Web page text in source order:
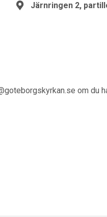
Järnringen 2,
om du